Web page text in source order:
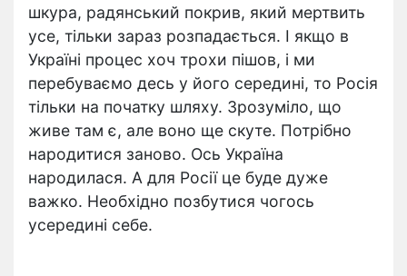
шкура, радянський покрив, який мертвить
усе, тільки зараз розпадається. І якщо в
Україні процес хоч трохи пішов, і ми
перебуваємо десь у його середині, то Росія
тільки на початку шляху. Зрозуміло, що
живе там є, але воно ще скуте. Потрібно
народитися заново. Ось Україна
народилася. А для Росії це буде дуже
важко. Необхідно позбутися чогось
усередині себе.